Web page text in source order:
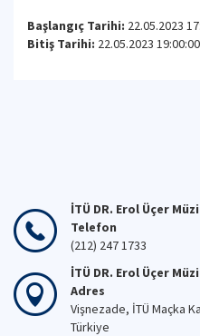
Başlangıç Tarihi: 22.05.2023
Bitiş Tarihi: 22.05.2023 19:00:00
İTÜ DR. Erol Üçer
Telefon
(212) 247 1733
İTÜ DR. Erol Üçer
Adres
Vişnezade, İTÜ Maçka
Türkiye